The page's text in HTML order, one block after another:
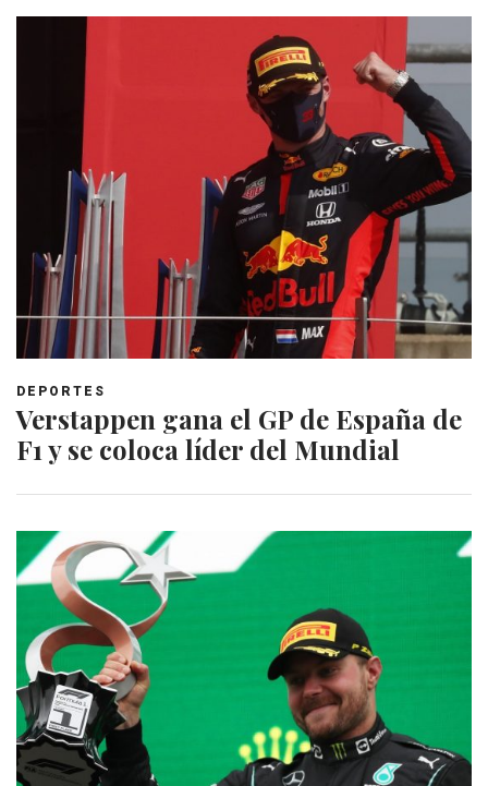
DEPORTES
Verstappen gana el GP de España de
F1 y se coloca líder del Mundial